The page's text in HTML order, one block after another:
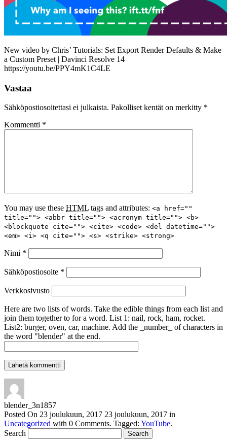
New video by Chris’ Tutorials: Set Export Render Defaults & Make
a Custom Preset | Davinci Resolve 14
https://youtu.be/PPY4mK1C4LE
Vastaa
Sähköpostiosoitettasi ei julkaista. Pakolliset kentät on merkitty *
Kommentti *
You may use these HTML tags and attributes: <a href=""
title=""> <abbr title=""> <acronym title=""> <b>
<blockquote cite=""> <cite> <code> <del datetime="">
<em> <i> <q cite=""> <s> <strike> <strong>
Nimi *
Sähköpostiosoite *
Verkkosivusto
Here are two lists of words. Take the edible things from each list and
join them together to for a word. List 1: nail, rock, ham, rocket.
List2: burger, oven, car, machine. Add the _number_ of characters in
the word "blender" at the end.
blender_3n1857
Posted On 23 joulukuun, 2017 23 joulukuun, 2017 in
Uncategorized with 0 Comments. Tagged: YouTube.
Search